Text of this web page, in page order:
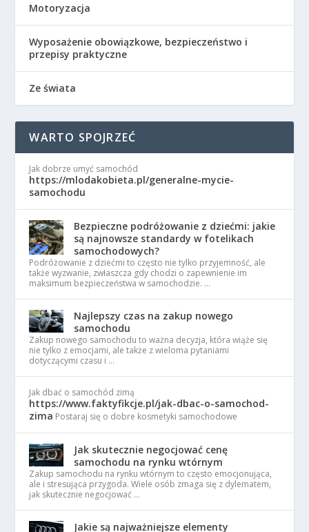
Motoryzacja
Wyposażenie obowiązkowe, bezpieczeństwo i
przepisy praktyczne
Ze świata
WARTO SPOJRZEĆ
Jak dobrze umyć samochód
https://mlodakobieta.pl/generalne-mycie-
samochodu
Bezpieczne podróżowanie z dziećmi: jakie
są najnowsze standardy w fotelikach
samochodowych?
Podróżowanie z dziećmi to często nie tylko przyjemność, ale
także wyzwanie, zwłaszcza gdy chodzi o zapewnienie im
maksimum bezpieczeństwa w samochodzie. …
Najlepszy czas na zakup nowego
samochodu
Zakup nowego samochodu to ważna decyzja, która wiąże się
nie tylko z emocjami, ale także z wieloma pytaniami
dotyczącymi czasu i …
Jak dbać o samochód zimą
https://www.faktyfikcje.pl/jak-dbac-o-samochod-
zima Postaraj się o dobre kosmetyki samochodowe
Jak skutecznie negocjować cenę
samochodu na rynku wtórnym
Zakup samochodu na rynku wtórnym to często emocjonująca,
ale i stresująca przygoda. Wiele osób zmaga się z dylematem,
jak skutecznie negocjować …
Jakie są najważniejsze elementy